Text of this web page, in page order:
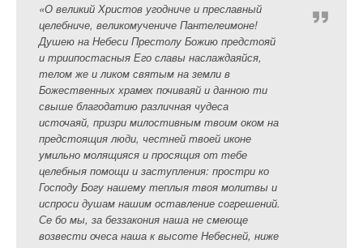
«О великий Христов угодниче и преславный
целебниче, великомучениче Пантелеимоне!
Душею на Небеси Престолу Божию предстояй
и триипостасныя Его славы наслаждаяйся,
телом же и ликом святым на земли в
Божественных храмех почиваяй и данною ти
свыше благодатию различная чудеса
источаяй, призри милостивным твоим оком на
предстоящия люди, честней твоей иконе
умильно молящияся и просящия от тебе
целебныя помощи и заступления: простри ко
Господу Богу нашему теплыя твоя молитвы и
испроси душам нашим оставление согрешений.
Се бо мы, за беззакония наша не смеюще
возвести очеса наша к высоте Небесней, ниже